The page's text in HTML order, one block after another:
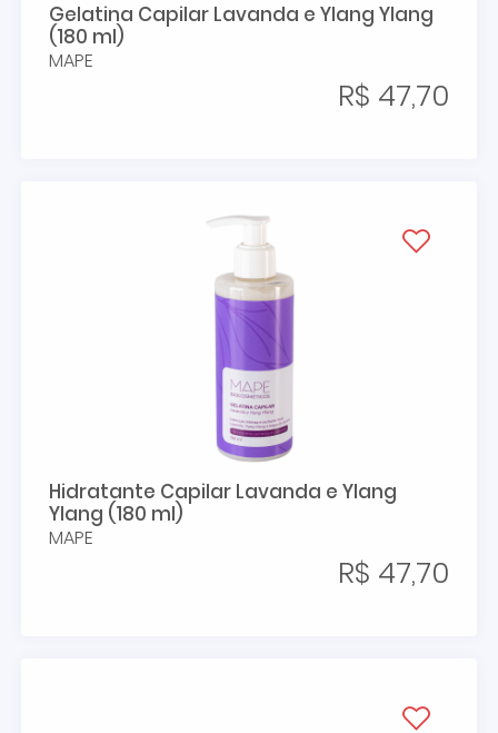
Gelatina Capilar Lavanda e Ylang Ylang
(180 ml)
MAPE
R$ 47,70
Hidratante Capilar Lavanda e Ylang
Ylang (180 ml)
MAPE
R$ 47,70